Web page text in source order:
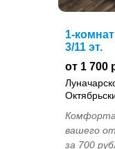
1-
3/11 эт.
от 1 700
вашего
за 700